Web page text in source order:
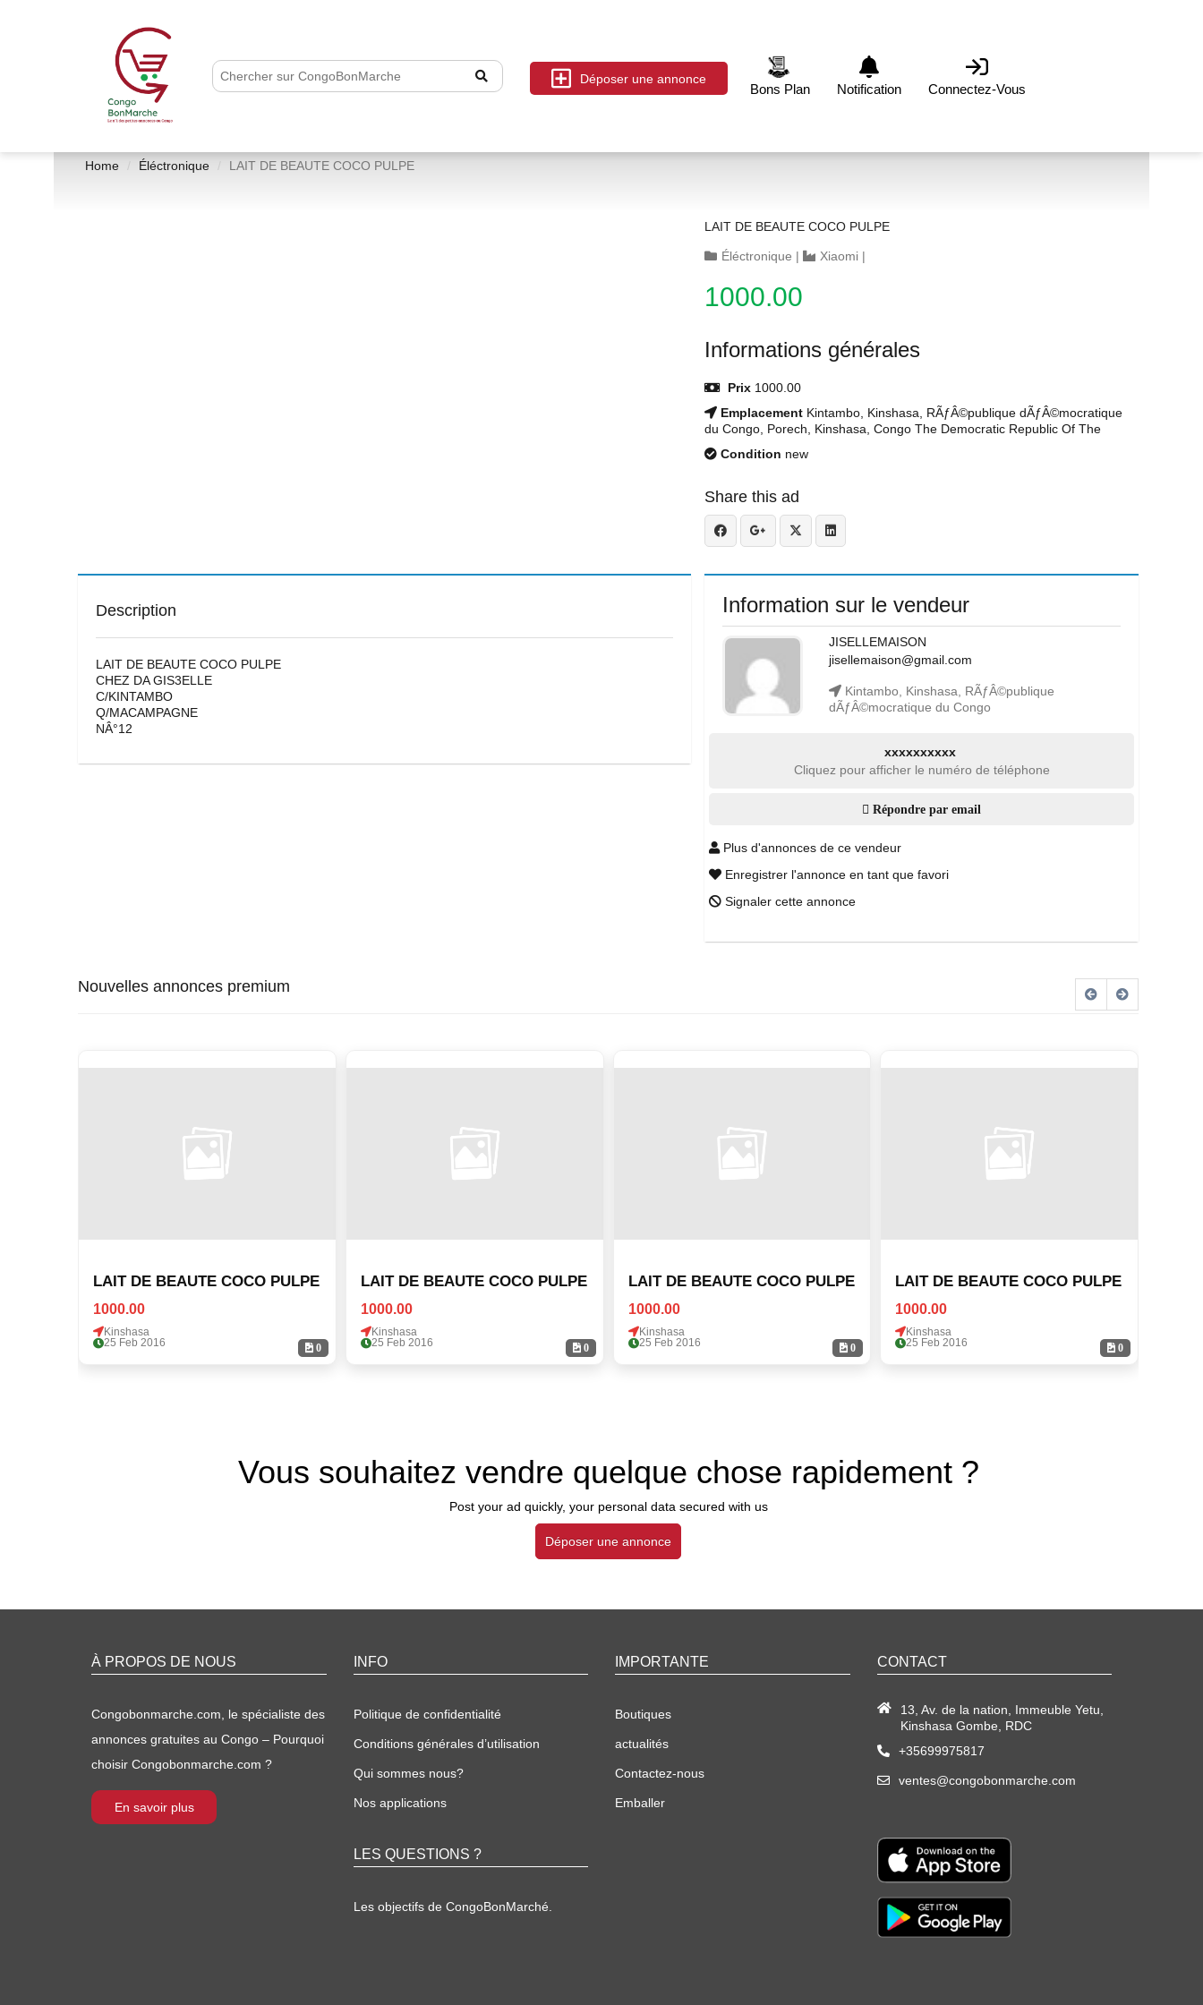
Déposer une annonce
Bons Plan Notification Connectez-Vous
Home Éléctronique LAIT DE BEAUTE COCO PULPE
LAIT DE BEAUTE COCO PULPE
Éléctronique | Xiaomi |
1000.00
Informations générales
Prix 1000.00
Emplacement Kintambo, Kinshasa, RÃƒÂ©publique dÃƒÂ©mocratique
du Congo, Porech, Kinshasa, Congo The Democratic Republic Of The
Condition new
Share this ad
Description
LAIT DE BEAUTE COCO PULPE
CHEZ DA GIS3ELLE
C/KINTAMBO
Q/MACAMPAGNE
NÂ°12
Information sur le vendeur
JISELLEMAISON
jisellemaison@gmail.com
Kintambo, Kinshasa, RÃƒÂ©publique
dÃƒÂ©mocratique du Congo
xxxxxxxxxx
Cliquez pour afficher le numéro de téléphone
Répondre par email
Plus d'annonces de ce vendeur
Enregistrer l'annonce en tant que favori
Signaler cette annonce
Nouvelles annonces premium
0
LAIT DE BEAUTE COCO PULPE
1000.00
Kinshasa
25 Feb 2016
0
LAIT DE BEAUTE COCO PULPE
1000.00
Kinshasa
25 Feb 2016
0
LAIT DE BEAUTE COCO PULPE
1000.00
Kinshasa
25 Feb 2016
0
LAIT DE BEAUTE COCO PULPE
1000.00
Kinshasa
25 Feb 2016
Vous souhaitez vendre quelque chose rapidement ?
Post your ad quickly, your personal data secured with us
Déposer une annonce
À PROPOS DE NOUS
Congobonmarche.com, le spécialiste des
annonces gratuites au Congo – Pourquoi
choisir Congobonmarche.com ?
En savoir plus
INFO
Politique de confidentialité
Conditions générales d’utilisation
Qui sommes nous?
Nos applications
LES QUESTIONS ?
Les objectifs de CongoBonMarché.
IMPORTANTE
Boutiques
actualités
Contactez-nous
Emballer
CONTACT
13, Av. de la nation, Immeuble Yetu,
Kinshasa Gombe, RDC
+35699975817
ventes@congobonmarche.com